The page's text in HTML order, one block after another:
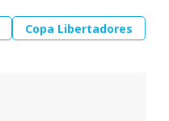
Copa Libertadores